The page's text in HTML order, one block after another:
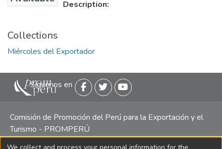
Description:
Collections
Miércoles del Exportador
Siguenos en
Comisión de Promoción del Perú para la Exportación y el
Turismo - PROMPERÚ